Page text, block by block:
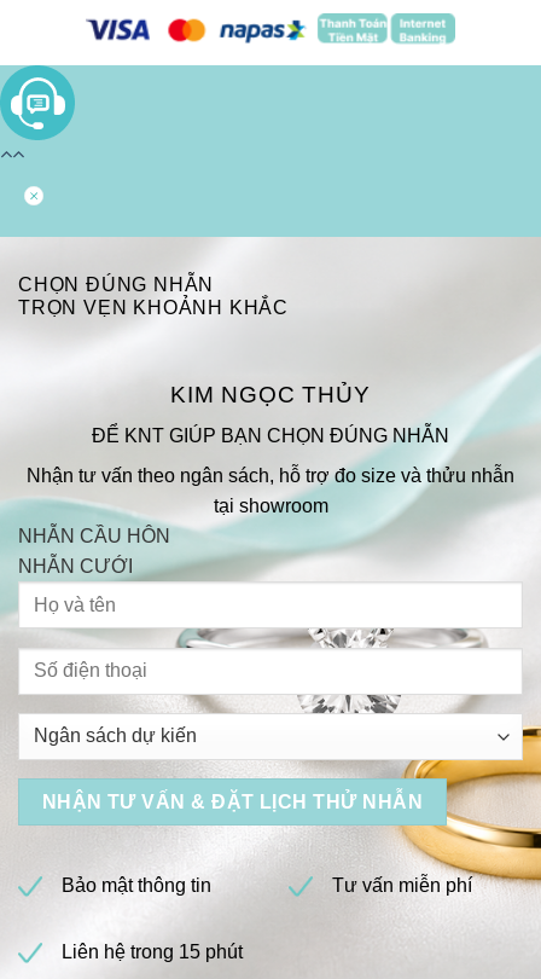
CHỌN ĐÚNG NHẪN
TRỌN VẸN KHOẢNH KHẮC
KIM NGỌC THỦY
ĐỂ KNT GIÚP BẠN CHỌN ĐÚNG NHẪN
Nhận tư vấn theo ngân sách, hỗ trợ đo size và thửu nhẫn
tại showroom
NHẪN CẦU HÔN
NHẪN CƯỚI
Bảo mật thông tin Tư vấn miễn phí
Liên hệ trong 15 phút